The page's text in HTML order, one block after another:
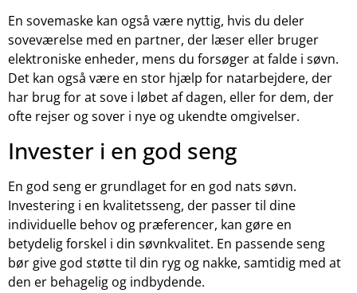
En sovemaske kan også være nyttig, hvis du deler
soveværelse med en partner, der læser eller bruger
elektroniske enheder, mens du forsøger at falde i søvn.
Det kan også være en stor hjælp for natarbejdere, der
har brug for at sove i løbet af dagen, eller for dem, der
ofte rejser og sover i nye og ukendte omgivelser.
Invester i en god seng
En god seng er grundlaget for en god nats søvn.
Investering i en kvalitetsseng, der passer til dine
individuelle behov og præferencer, kan gøre en
betydelig forskel i din søvnkvalitet. En passende seng
bør give god støtte til din ryg og nakke, samtidig med at
den er behagelig og indbydende.